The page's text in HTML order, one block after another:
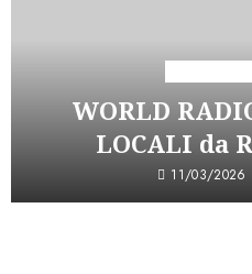
WORLD
LOCALI da
11/03/2026